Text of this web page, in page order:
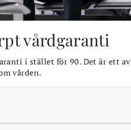
vårdgaranti
i stället för 90. Det är ett av
vården.